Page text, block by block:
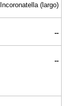
Incoronatella (largo)
--
--